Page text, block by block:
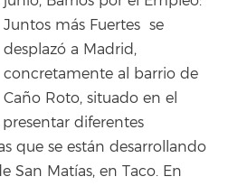
Juntos más Fuertes se
desplazó a Madrid,
concretamente al barrio de
Caño Roto, situado en el
diferentes
que se están desarrollando
San Matías, en Taco. En